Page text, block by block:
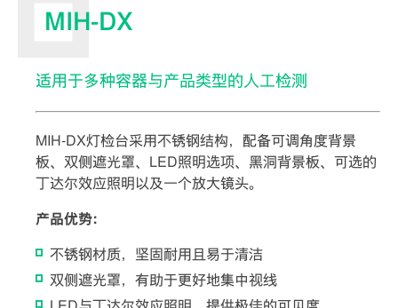
MIH-DX
适用于多种容器与产品类型的人工检测
MIH-DX灯检台采用不锈钢结构，配备可调角度背景
板、双侧遮光罩、LED照明选项、黑洞背景板、可选的
丁达尔效应照明以及一个放大镜头。
产品优势：
不锈钢材质，坚固耐用且易于清洁
双侧遮光罩，有助于更好地集中视线